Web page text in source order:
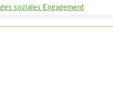
soziales Engagement